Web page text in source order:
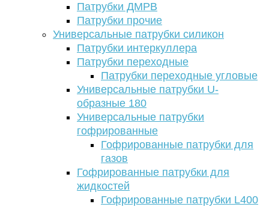
Патрубки ДМРВ
Патрубки прочие
Универсальные патрубки силикон
Патрубки интеркуллера
Патрубки переходные
Патрубки переходные угловые
Универсальные патрубки U-
образные 180
Универсальные патрубки
гофрированные
Гофрированные патрубки для
газов
Гофрированные патрубки для
жидкостей
Гофрированные патрубки L400